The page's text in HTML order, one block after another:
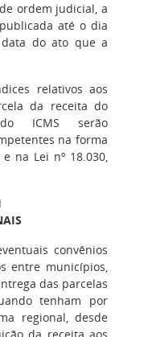
ordem judicial, a
até o dia
do ato que a
relativos aos
da receita do
ICMS serão
na forma
na Lei nº 18.030,
convênios
entre municípios,
das parcelas
tenham por
regional, desde